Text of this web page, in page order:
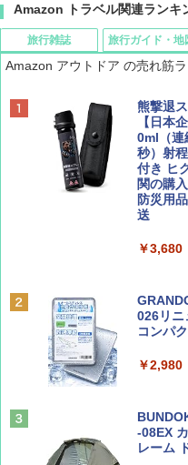
Amazon トラベル関連ランキ
旅行雑誌
BE-
SOTO
￥1,500
ディズ
山と溪
￥1,540
Coyote
旅行ガイド・地
D40 地
力的な
￥2,079
地球の
￥2,695
A09 地
A26 地
[キャン
プテン
ッとサ
ッシュ
&ハイキ
￥6,830
PYKES
ーチ ピ
易 トイ
テント
Amazon アウトドア の売れ筋
熊撃退
【日本
0ml（連
秒）射
付き ヒ
関の購
防災用
送
￥3,680
026リニ
コンパ
￥2,980
-08EX
レーム